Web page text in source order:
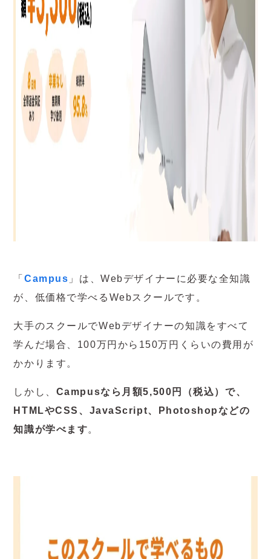
「 Campus 」は、Webデザイナーに必要な全知識
が、低価格で学べるWebスクールです。
大手のスクールでWebデザイナーの知識をすべて
学んだ場合、100万円から150万円くらいの費用が
かかります。
しかし、 Campusなら月額5,500円（税込）で、
HTMLやCSS、JavaScript、Photoshopなどの
知識が学べます。